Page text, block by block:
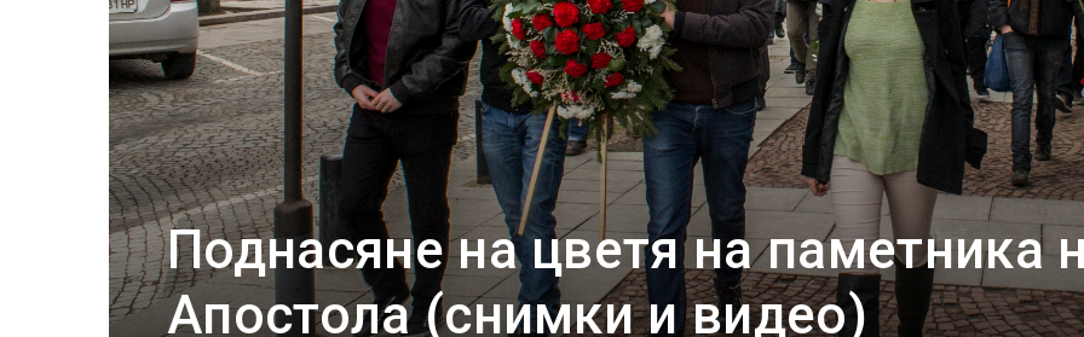
Поднасяне на цветя на паметника
Апостола (снимки и видео)